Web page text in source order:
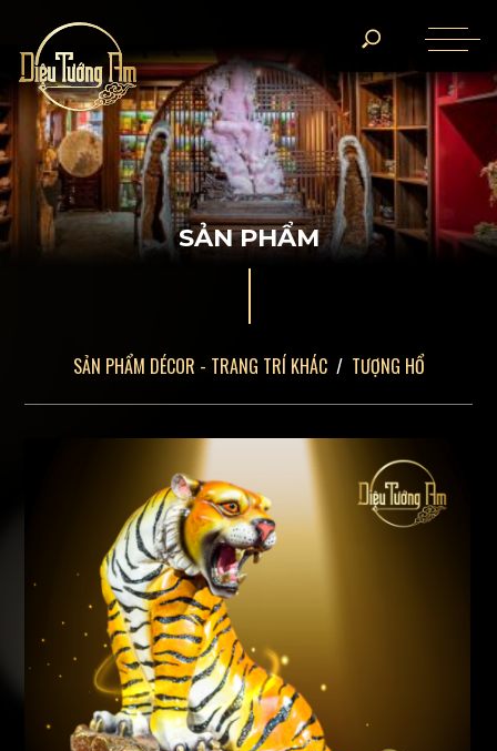
SẢN PHẨM
SẢN PHẨM DÉCOR - TRANG TRÍ KHÁC TƯỢNG HỔ